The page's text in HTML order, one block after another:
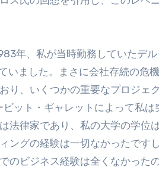
年、私が当時勤務していたデ
いました。まさに会社存続の危
り、いくつかの重要なプロジェ
ビット・ギャレットによって私
法律家であり、私の大学の学位
ングの経験は一切なかったです
のビジネス経験は全くなかった